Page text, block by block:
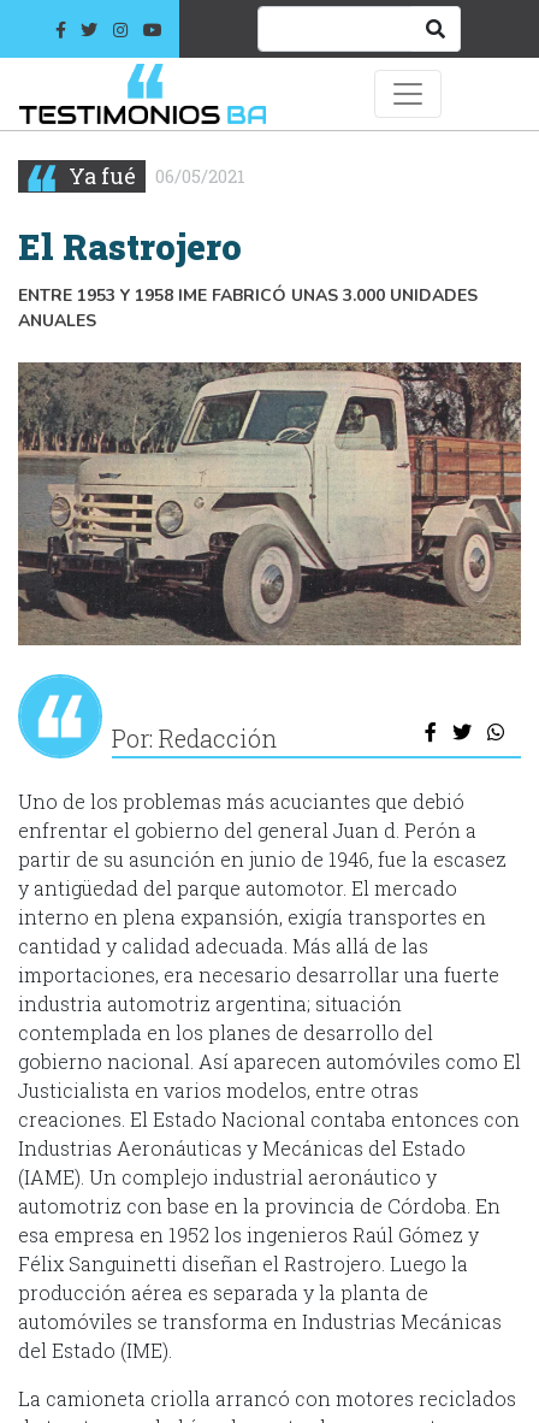
Ya fué 06/05/2021
El Rastrojero
ENTRE 1953 Y 1958 IME FABRICÓ UNAS 3.000 UNIDADES
ANUALES
Por: Redacción
Uno de los problemas más acuciantes que debió
enfrentar el gobierno del general Juan d. Perón a
partir de su asunción en junio de 1946, fue la escasez
y antigüedad del parque automotor. El mercado
interno en plena expansión, exigía transportes en
cantidad y calidad adecuada. Más allá de las
importaciones, era necesario desarrollar una fuerte
industria automotriz argentina; situación
contemplada en los planes de desarrollo del
gobierno nacional. Así aparecen automóviles como El
Justicialista en varios modelos, entre otras
creaciones. El Estado Nacional contaba entonces con
Industrias Aeronáuticas y Mecánicas del Estado
(IAME). Un complejo industrial aeronáutico y
automotriz con base en la provincia de Córdoba. En
esa empresa en 1952 los ingenieros Raúl Gómez y
Félix Sanguinetti diseñan el Rastrojero. Luego la
producción aérea es separada y la planta de
automóviles se transforma en Industrias Mecánicas
del Estado (IME).
La camioneta criolla arrancó con motores reciclados